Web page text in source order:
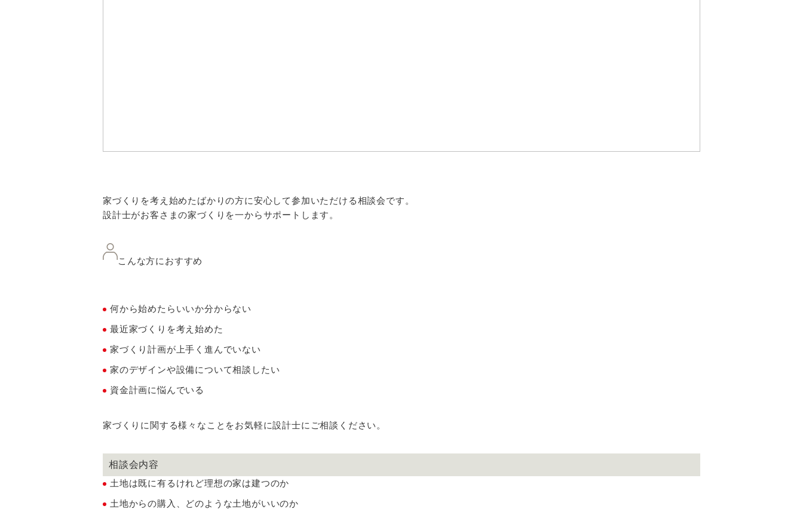
家づくりを考え始めたばかりの方に安心して参加いただける相談会です。
設計士がお客さまの家づくりを一からサポートします。
こんな方におすすめ
何から始めたらいいか分からない
最近家づくりを考え始めた
家づくり計画が上手く進んでいない
家のデザインや設備について相談したい
資金計画に悩んでいる
家づくりに関する様々なことをお気軽に設計士にご相談ください。
相談会内容
土地は既に有るけれど理想の家は建つのか
土地からの購入、どのような土地がいいのか